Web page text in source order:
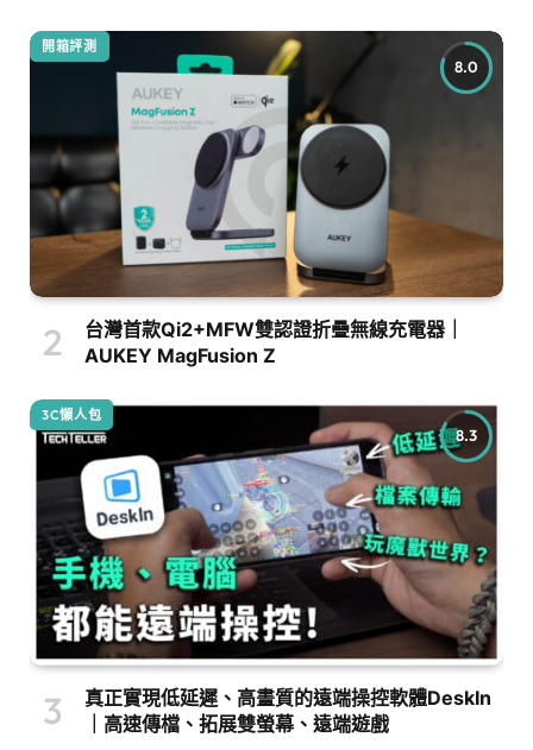
8.0
開箱評測
台灣首款Qi2+MFW雙認證折疊無線充電器｜
AUKEY MagFusion Z
8.3
3C懶人包
真正實現低延遲、高畫質的遠端操控軟體DeskIn
｜高速傳檔、拓展雙螢幕、遠端遊戲